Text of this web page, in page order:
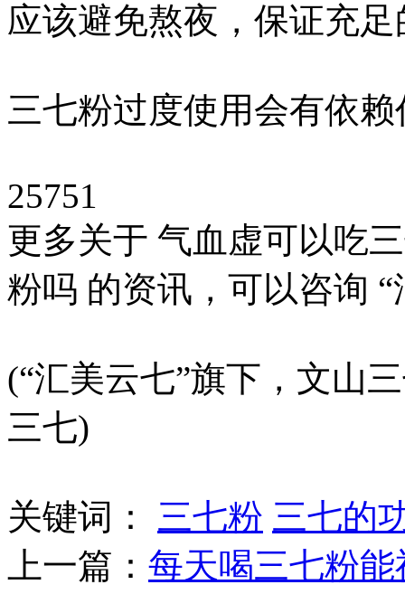
应该避免熬夜，保证充
三七粉过度使用会有依
25751
更多关于 气血虚可以吃
粉吗 的资讯，可以咨询
(“汇美云七”旗下，文山
三七)
关键词： 三七粉 三七的
上一篇： 每天喝三七粉